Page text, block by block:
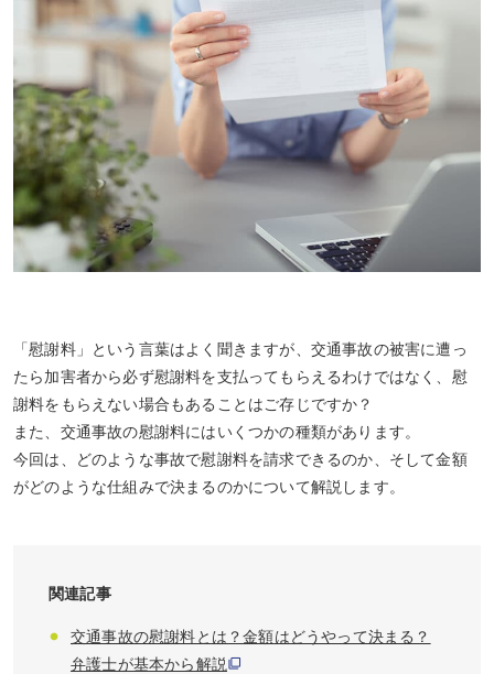
「慰謝料」という言葉はよく聞きますが、交通事故の被害に遭っ
たら加害者から必ず慰謝料を支払ってもらえるわけではなく、慰
謝料をもらえない場合もあることはご存じですか？
また、交通事故の慰謝料にはいくつかの種類があります。
今回は、どのような事故で慰謝料を請求できるのか、そして金額
がどのような仕組みで決まるのかについて解説します。
関連記事
交通事故の慰謝料とは？金額はどうやって決まる？
弁護士が基本から解説